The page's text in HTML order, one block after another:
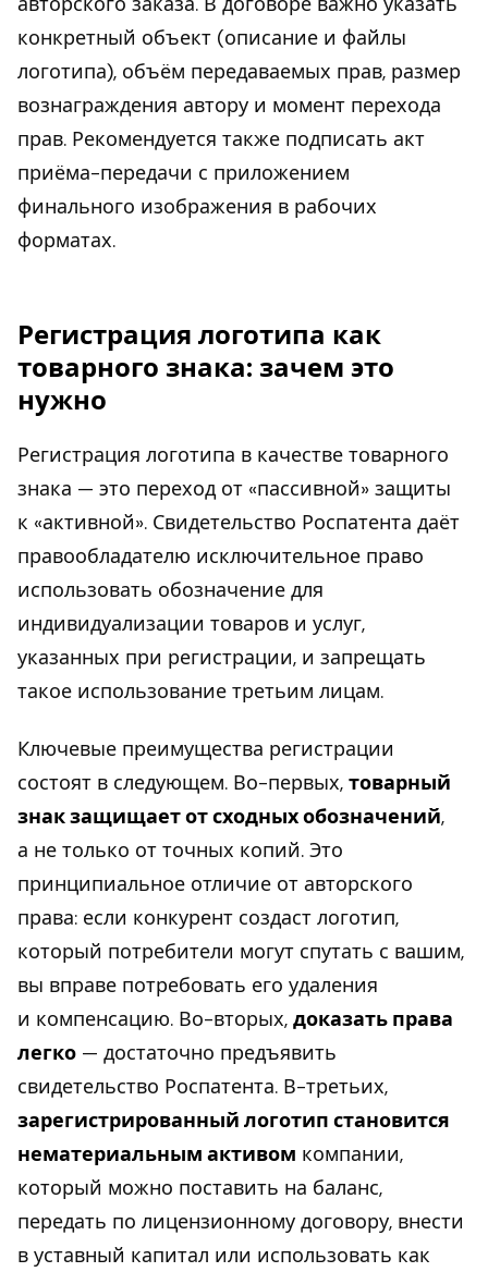
конкретный объект (описание и файлы
логотипа), объём передаваемых прав, размер
вознаграждения автору и момент перехода
прав. Рекомендуется также подписать акт
приёма-передачи с приложением
финального изображения в рабочих
форматах.
Регистрация логотипа как
товарного знака: зачем это
нужно
Регистрация логотипа в качестве товарного
знака — это переход от «пассивной» защиты
к «активной». Свидетельство Роспатента даёт
правообладателю исключительное право
использовать обозначение для
индивидуализации товаров и услуг,
указанных при регистрации, и запрещать
такое использование третьим лицам.
Ключевые преимущества регистрации
состоят в следующем. Во-первых, товарный
знак защищает от сходных обозначений,
а не только от точных копий. Это
принципиальное отличие от авторского
права: если конкурент создаст логотип,
который потребители могут спутать с вашим,
вы вправе потребовать его удаления
и компенсацию. Во-вторых, доказать права
легко — достаточно предъявить
свидетельство Роспатента. В-третьих,
зарегистрированный логотип становится
нематериальным активом компании,
который можно поставить на баланс,
передать по лицензионному договору, внести
в уставный капитал или использовать как